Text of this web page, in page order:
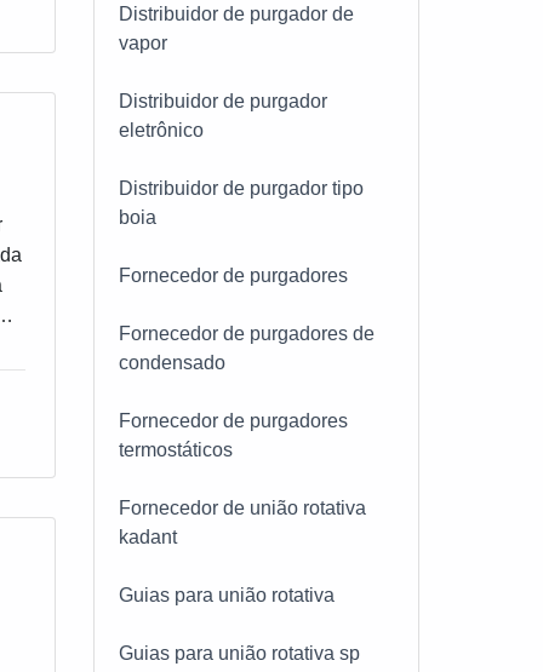
Distribuidor de purgador de
vapor
Distribuidor de purgador
eletrônico
Distribuidor de purgador tipo
boia
Fornecedor de purgadores
Fornecedor de purgadores de
condensado
Fornecedor de purgadores
termostáticos
Fornecedor de união rotativa
kadant
Guias para união rotativa
Guias para união rotativa sp